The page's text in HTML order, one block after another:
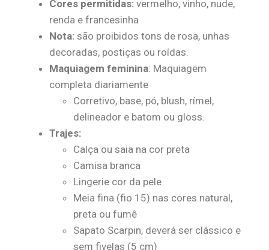
Cores permitidas:vermelho, vinho, nude,
renda e francesinha
Nota:são proibidos tons de rosa, unhas
decoradas, postiças ou roídas.
Maquiagem feminina: Maquiagem
completa diariamente
Corretivo, base, pó, blush, rímel,
delineador e batom ou gloss.
Trajes:
Calça ou saia na cor preta
Camisa branca
Lingerie cor da pele
Meia fina (fio 15) nas cores natural,
preta ou fumê
Sapato Scarpin, deverá ser clássico e
sem fivelas (5 cm)